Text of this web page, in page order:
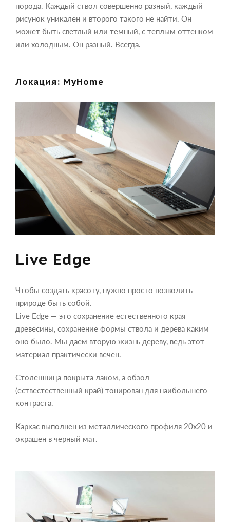
порода. Каждый ствол совершенно разный, каждый
рисунок уникален и второго такого не найти. Он
может быть светлый или темный, с теплым оттенком
или холодным. Он разный. Всегда.
Локация: MyHome
Live Edge
Чтобы создать красоту, нужно просто позволить
природе быть собой.
Live Edge — это сохранение естественного края
древесины, сохранение формы ствола и дерева каким
оно было. Мы даем вторую жизнь дереву, ведь этот
материал практически вечен.
Столешница покрыта лаком, а обзол
(ествестественный край) тонирован для наибольшего
контраста.
Каркас выполнен из металлического профиля 20х20 и
окрашен в черный мат.